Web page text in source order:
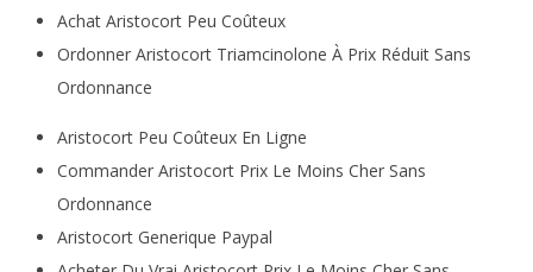
Achat Aristocort Peu Coûteux
Ordonner Aristocort Triamcinolone À Prix Réduit Sans
Ordonnance
Aristocort Peu Coûteux En Ligne
Commander Aristocort Prix Le Moins Cher Sans
Ordonnance
Aristocort Generique Paypal